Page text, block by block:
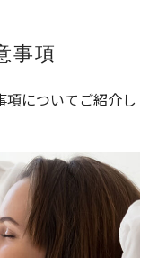
事項
についてご紹介し